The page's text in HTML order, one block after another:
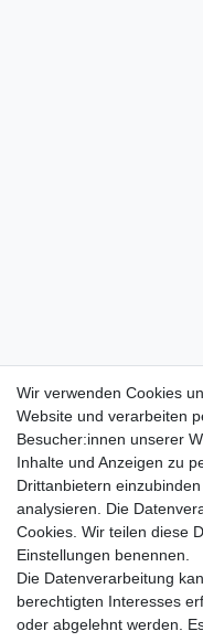
Kundenservice
Hotline: 07452 - 847
Kontakt
Anmelden
Registrieren
Newsletter
Versand & Lieferung
Zahlungsarten
Wir verwenden Cookies
Website und verarbeiten
Besucher:innen unserer
Inhalte und Anzeigen zu
Drittanbietern
analysieren. Die
Cookies. Wir teilen diese
Einstellungen benennen.
Die Datenverarbeitung
berechtigten Interesses
oder abgelehnt werden.